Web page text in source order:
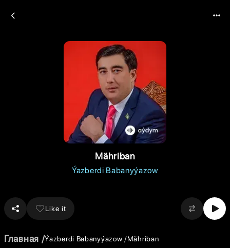
Mähriban
Ýazberdi Babanyýazow
Like it
Главная Ýazberdi Babanyýazow Mähriban